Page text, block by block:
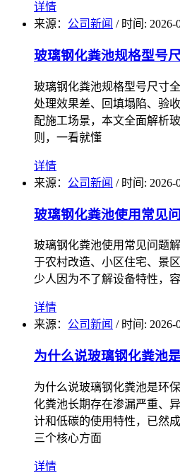
详情
来源： 公司新闻 / 时间: 2026-
玻璃钢化粪池规格型号
玻璃钢化粪池规格型号尺寸
处理效果差、回填塌陷、验
配施工场景，本文全面解析
则，一看就懂
详情
来源： 公司新闻 / 时间: 2026-
玻璃钢化粪池使用常见
玻璃钢化粪池使用常见问题
于农村改造、小区住宅、景
少人因为不了解设备特性，
详情
来源： 公司新闻 / 时间: 2026-
为什么说玻璃钢化粪池
为什么说玻璃钢化粪池是环
化粪池长期存在渗漏严重、
计和低碳的使用特性，已然
三个核心方面
详情